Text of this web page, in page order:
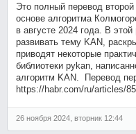
Это полный перевод
основе алгоритма
в августе 2024 года. В
развивать тему KAN,
приводят некоторые
библиотеки pykan,
алгоритм KAN. Перевод
https://habr.com/ru/articles/
26 ноября 2024, вторник 12:44